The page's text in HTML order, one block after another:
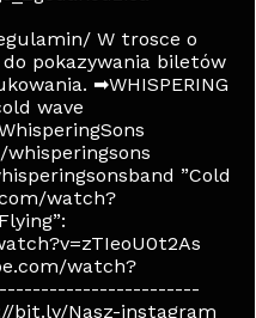
W trosce o
pokazywania biletów
➡WHISPERING
wave
”Cold
watch?
watch?
bit.ly/Nasz-instagram